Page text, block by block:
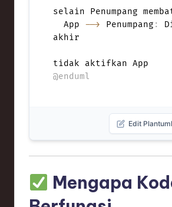
selain Penumpang
  App
--> Penumpang :
akhir
@enduml
Edit
Mengapa